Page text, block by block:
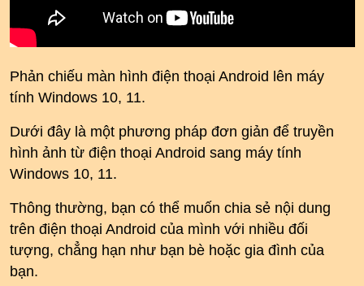
Phản chiếu màn hình điện thoại Android lên máy
tính Windows 10, 11.
Dưới đây là một phương pháp đơn giản để truyền
hình ảnh từ điện thoại Android sang máy tính
Windows 10, 11.
Thông thường, bạn có thể muốn chia sẻ nội dung
trên điện thoại Android của mình với nhiều đối
tượng, chẳng hạn như bạn bè hoặc gia đình của
bạn.